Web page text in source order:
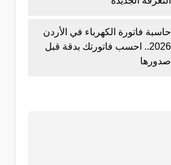
حاسبة فاتورة الكهرباء في الأردن
2026.. احسب فاتورتك بدقة قبل
صدورها